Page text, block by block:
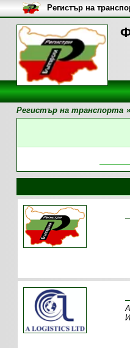
Регистър на
Регистър на транспорта »